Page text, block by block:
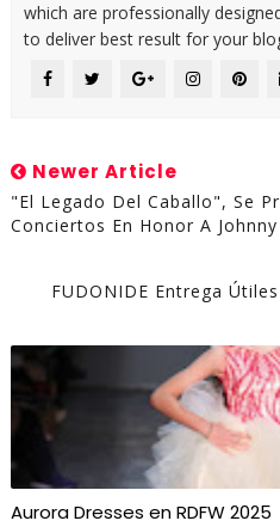
which are professionally
to deliver best result for your
Newer Article
"El Legado Del Caballo", Se
Conciertos En Honor A
FUDONIDE Entrega
Aurora Dresses en RDFW 2025